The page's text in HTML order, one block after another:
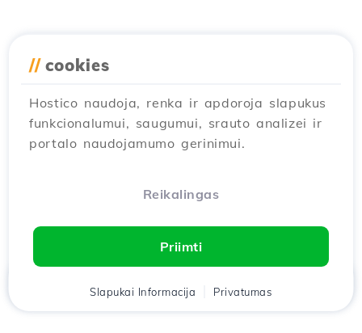
// cookies
Hostico naudoja, renka ir apdoroja slapukus
funkcionalumui, saugumui, srauto analizei ir
portalo naudojamumo gerinimui.
Reikalingas
Priimti
Slapukai Informacija Privatumas
Klientas Krepšelis Pokalbis